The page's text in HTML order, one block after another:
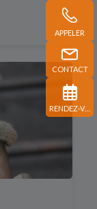
APPELER
CONTACT
RENDEZ-VOUS